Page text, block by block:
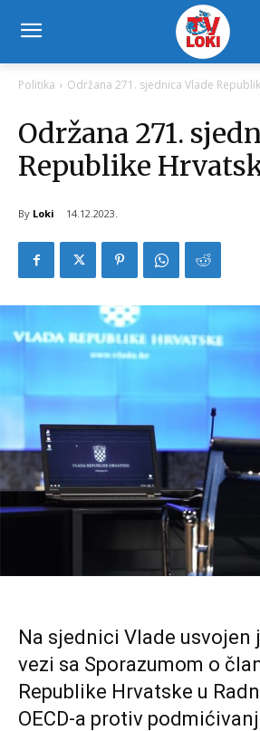
Politika Održana 271. sjednica Vlade
Održana 271.
Republike
By Loki 14.12.2023.
Na sjednici Vlade usvojen
vezi sa Sporazumom o
Republike Hrvatske u
OECD-a protiv